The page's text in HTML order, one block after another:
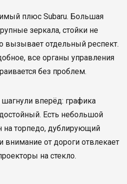
плюс Subaru. Большая
зеркала, стойки не
вызывает отдельный респект.
все органы управления
без проблем.
вперёд: графика
Есть небольшой
на торпедо, дублирующий
от дороги отвлекает
на стекло.